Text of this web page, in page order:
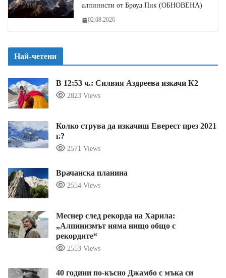
алпинисти от Броуд Пик (ОБНОВЕНА)
02.08.2026
Най-четени
В 12:53 ч.: Силвия Аздреева изкачи К2
2823 Views
Колко струва да изкачиш Еверест през 2021
г.?
2571 Views
Врачанска планина
2554 Views
Меснер след рекорда на Харила:
„Алпинизмът няма нищо общо с
рекордите“
2553 Views
40 години по-късно Джамбо с мъка си